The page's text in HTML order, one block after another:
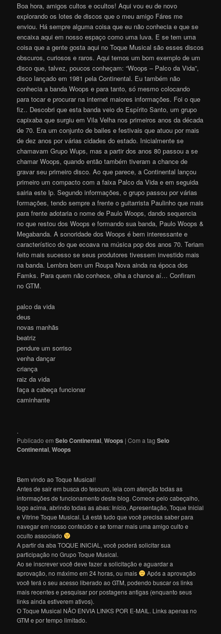
Boa hora, amigos cultos e ocultos! Aqui vou eu de novo
explorando os lotes de discos que o meu amigo Fáres me
enviou. Há sempre alguma coisa que eu não conhecia e que se
encaixa aqui em nosso espaço como uma luva. E se tem uma
coisa que a gente gosta aqui no Toque Musical são esses discos
obscuros, curiosos e raros. Aqui temos um bom exemplo de um
disco que, talvez, poucos conheçam: “Woops – Palco da Vida”,
disco lançado em 1981 pela Continental. Eu também não
conhecia a banda Woops e para tanto, só mesmo colocando
para tocar e procurar na internet maiores informações. Foi o que
fiz.. Descobri que esta banda veio do Espírito Santo, um grupo
capixaba que surgiu em Vila Velha nos primeiros anos da década
de 70. Era um conjunto de bailes e festivais que atuou por mais
de dez anos por várias cidades do estado. Inicialmente se
chamavam Grupo Wups, mas a partir dos anos 80 passou a se
chamar Woops, quando então também tiveram a chance de
gravar seu primeiro disco. Ao que parece, a Continental lançou
primeiro um compacto com a faixa Palco da Vida e em seguida
sairia este lp. Segundo informações, o grupo passou por várias
formações, tendo sempre a frente o guitarrista Paulinho que mais
para frente adotaria o nome de Paulo Woops, dando sequencia
no que restou dos Woops e formando sua banda, Paulo Woops &
Megabanda. A sonoridade dos Woops é bem interessante e
característico do que ecoava na música pop dos anos 70. Teriam
feito mais sucesso se seus produtores tivessem investido mais
na banda. Lembra bem um Roupa Nova ainda na época dos
Famks. Para quem não conhece, olha a chance aí… Confiram
no GTM.
palco da vida
deus
novas manhãs
beatriz
pendure um sorriso
venha dançar
criança
raiz da vida
faça a cabeça funcionar
caminhante
.
Publicado em Selo Continental,Woops |Com a tagSelo
Continental,Woops
Bem vindo ao Toque Musical!
Antes de sair em busca do tesouro, leia com atenção todas as
informações de funcionamento deste blog. Comece pelo cabeçalho,
logo acima, abrindo todas as abas: Início, Apresentação, Toque Inicial
e Vitrine Toque Musical. Lá está tudo que você precisa saber para
navegar em nosso conteúdo e se tornar mais uma amigo culto e
oculto associado
A partir da aba TOQUE INICIAL, você poderá solicitar sua
participação no Grupo Toque Musical.
Ao se inscrever você deve fazer a solicitação e aguardar a
aprovação, no máximo em 24 horas, ou mais
Após a aprovação
você terá o seu acesso liberado ao GTM, podendo buscar os links
mais recentes e pesquisar por postagens antigas (enquanto seus
links ainda estiverem ativos).
O Toque Musical NÃO ENVIA LINKS POR E-MAIL. Links apenas no
GTM e por tempo limitado.